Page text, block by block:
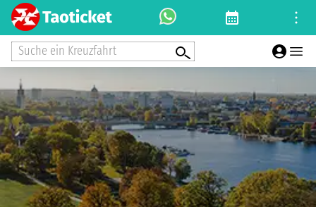
Suche ein Kreuzfahrt